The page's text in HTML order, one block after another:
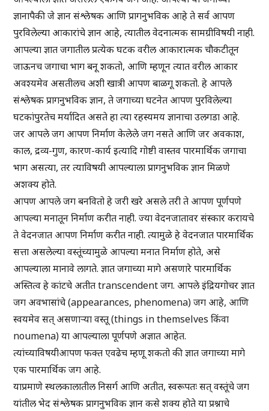
ज्ञानापैकी जे ज्ञान संश्लेषक आणि प्रागनुभविक आहे ते सर्व आपण
पुरविलेल्या आकारांचे ज्ञान आहे, त्यातील वेदनात्मक सामग्रीविषयी नाही.
आपल्या ज्ञात जगातील प्रत्येक घटक वरील आकारात्मक चौकटीतून
जाऊनच जगाचा भाग बनू शकतो, आणि म्हणून त्यात वरील आकार
अवश्यमेव असतीलच अशी खात्री आपण बाळगू शकतो. हे आपले
संश्लेषक प्रागनुभविक ज्ञान, ते जगाच्या घटनेत आपण पुरविलेल्या
घटकांपुरतेच मर्यादित असते हा त्या रहस्यमय ज्ञानाचा उलगडा आहे.
जर आपले जग आपण निर्माण केलेले जग नसते आणि जर अवकाश,
काल, द्रव्य-गुण, कारण-कार्य इत्यादि गोष्टी वास्तव पारमार्थिक जगाचा
भाग असत्या, तर त्याविषयी आपल्याला प्रागनुभविक ज्ञान मिळणे
अशक्य होते.
आपण आपले जग बनवितो हे जरी खरे असले तरी ते आपण पूर्णपणे
आपल्या मनातून निर्माण करीत नाही. ज्या वेदनजातावर संस्कार करायचे
ते वेदनजात आपण निर्माण करीत नाही. त्यामुळे हे वेदनजात पारमार्थिक
सत्ता असलेल्या वस्तूंच्यामुळे आपल्या मनात निर्माण होते, असे
आपल्याला मानावे लागते. ज्ञात जगाच्या मागे असणारे पारमार्थिक
अस्तित्व हे कांटचे अतीत transcendent जग. आपले इंद्रियगोचर ज्ञात
जग अवभासांचे (appearances, phenomena) जग आहे, आणि
स्वयमेव सत् असणार्‍या वस्तू (things in themselves किंवा
noumena) या आपल्याला पूर्णपणे अज्ञात आहेत.
त्यांच्याविषयीआपण फक्त एवढेच म्हणू शकतो की ज्ञात जगाच्या मागे
एक पारमार्थिक जग आहे.
याप्रमाणे स्थलकालातील निसर्ग आणि अतीत, स्वरूपतः सत् वस्तूंचे जग
यांतील भेद संश्लेषक प्रागनुभविक ज्ञान कसे शक्य होते या प्रश्नाचे